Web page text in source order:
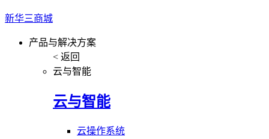
新华三商城
产品与解决方案
< 返回
云与智能
云与智能
云操作系统